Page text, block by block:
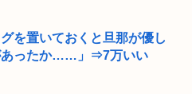
を置いておくと旦那が優し
あったか……」⇒7万いい